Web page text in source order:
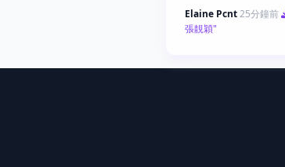
Elaine Pcnt25分鐘前
張靚穎"